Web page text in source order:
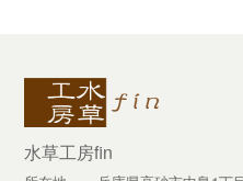
水草工房fin